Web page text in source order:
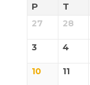
P T
27 28
3 4
10 11